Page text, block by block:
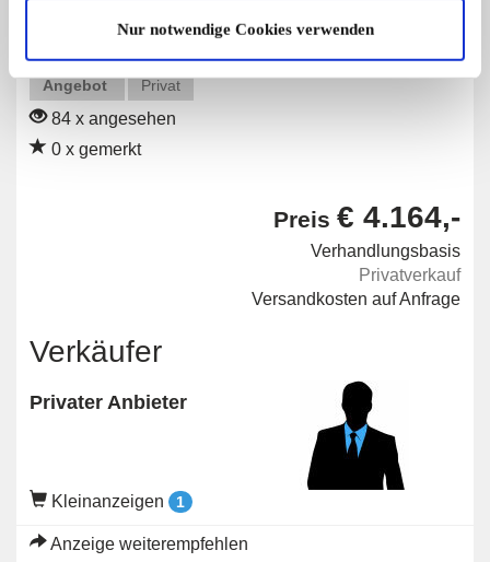
Nur notwendige Cookies verwenden
Angebot Privat
84 x angesehen
0 x gemerkt
Preis € 4.164,-
Verhandlungsbasis
Privatverkauf
Versandkosten auf Anfrage
Verkäufer
Privater Anbieter
Kleinanzeigen 1
Anzeige weiterempfehlen